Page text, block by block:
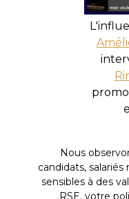
Nous
candidats,
sensibles à des
RSE, votre